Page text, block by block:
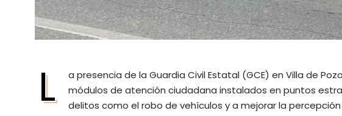
L
a presencia de la Guardia Civil Estatal (GCE) en Villa de
módulos de atención ciudadana instalados en puntos
delitos como el robo de vehículos y a mejorar la